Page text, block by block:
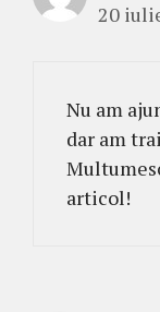
20
Nu am
dar am
articol!